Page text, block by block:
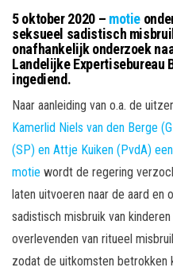
5 oktober 2020 – motie
seksueel sadistisch
onafhankelijk onderzoek
Landelijke Expertisebureau
ingediend.
Naar aanleiding van o.a. de
Kamerlid Niels van den Berge
(SP) en Attje Kuiken (PvdA)
motie wordt de regering
laten uitvoeren naar de aard en
sadistisch misbruik van
overlevenden van ritueel
zodat de uitkomsten